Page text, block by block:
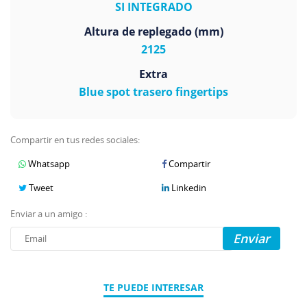
SI INTEGRADO
Altura de replegado (mm)
2125
Extra
Blue spot trasero fingertips
Compartir en tus redes sociales:
Whatsapp
Compartir
Tweet
Linkedin
Enviar a un amigo :
Enviar
TE PUEDE INTERESAR